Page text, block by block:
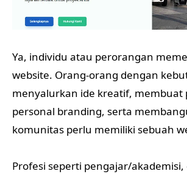
Ya, individu atau perorangan
website. Orang-orang dengan
menyalurkan ide kreatif, membuat
personal branding, serta
komunitas perlu memiliki sebuah
Profesi seperti pengajar/akademisi,